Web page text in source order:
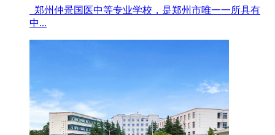
郑州仲景国医中等专业学校，是郑州市唯一一所具有
中...